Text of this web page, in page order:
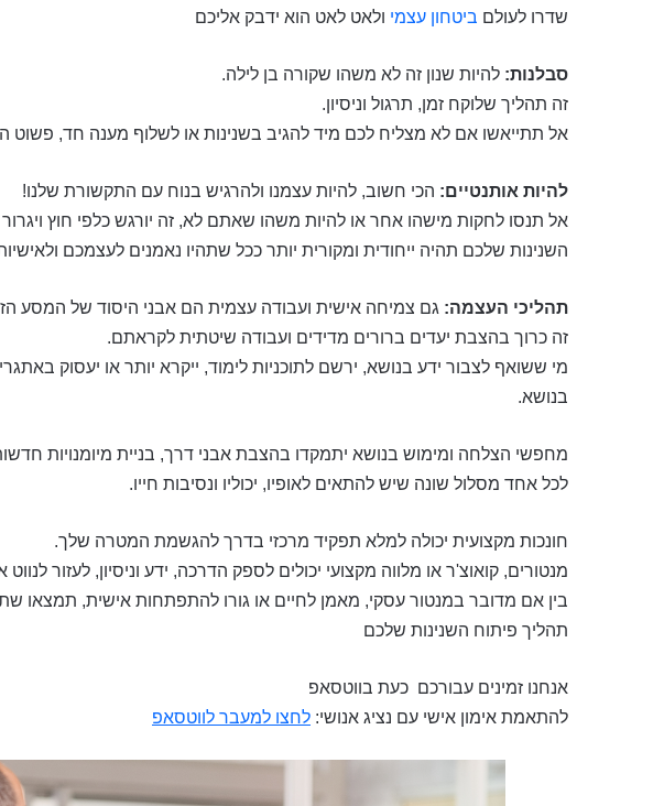
שדרו לעולם ביטחון עצמי ולאט לאט הוא ידבק אליכם
סבלנות: להיות שנון זה לא משהו שקורה בן לילה.
זה תהליך שלוקח זמן, תרגול וניסיון.
אל תתייאשו אם לא מצליח לכם מיד להגיב בשנינות או לשלוף מענה חד, פשוט
להיות אותנטיים: הכי חשוב, להיות עצמנו ולהרגיש בנוח עם התקשורת שלנו!
אל תנסו לחקות מישהו אחר או להיות משהו שאתם לא, זה יורגש כלפי חוץ ויגרור
השנינות שלכם תהיה ייחודית ומקורית יותר ככל שתהיו נאמנים לעצמכם
תהליכי העצמה: גם צמיחה אישית ועבודה עצמית הם אבני היסוד של המסע
זה כרוך בהצבת יעדים ברורים מדידים ועבודה שיטתית לקראתם.
מי ששואף לצבור ידע בנושא, ירשם לתוכניות לימוד, ייקרא יותר או יעסוק
בנושא.
מחפשי הצלחה ומימוש בנושא יתמקדו בהצבת אבני דרך, בניית מיומנויות
לכל אחד מסלול שונה שיש להתאים לאופיו, יכוליו ונסיבות חייו.
חונכות מקצועית יכולה למלא תפקיד מרכזי בדרך להגשמת המטרה שלך.
מנטורים, קואוצ'ר או מלווה מקצועי יכולים לספק הדרכה, ידע וניסיון, לעזור
בין אם מדובר במנטור עסקי, מאמן לחיים או גורו להתפתחות אישית, תמצאו
תהליך פיתוח השנינות שלכם
אנחנו זמינים עבורכם כעת בווטסאפ
להתאמת אימון אישי עם נציג אנושי: לחצו למעבר לווטסאפ